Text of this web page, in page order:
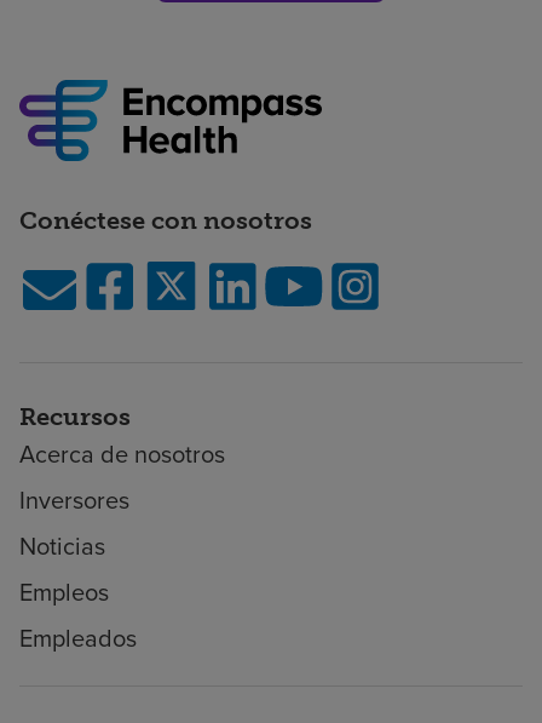
Conéctese con nosotros
Recursos
Acerca de nosotros
Inversores
Noticias
Empleos
Empleados